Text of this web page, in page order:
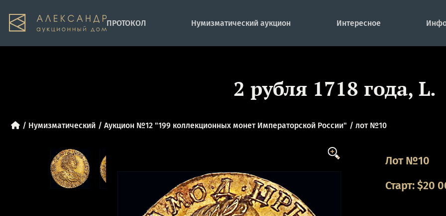
ПРОТОКОЛ Нумизматический аукцион Интересное
2 рубля 1718 года, L.
Нумизматический Аукцион №12 "199 коллекционных монет Императорской России" лот №10
Лот №10
Старт:$20